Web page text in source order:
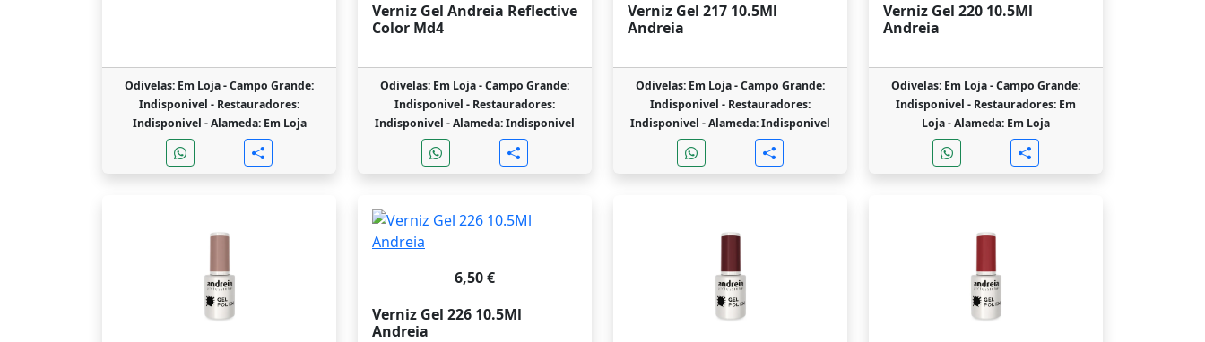
Odivelas: Em Loja -Campo Grande:
Indisponivel - Restauradores:
Indisponivel -Alameda: Em Loja
Verniz Gel Andreia Reflective
Color Md4
Odivelas: Em Loja -Campo Grande:
Indisponivel - Restauradores:
Indisponivel -Alameda: Indisponivel
Verniz Gel 217 10.5Ml
Andreia
Odivelas: Em Loja -Campo Grande:
Indisponivel - Restauradores:
Indisponivel -Alameda: Indisponivel
Verniz Gel 220 10.5Ml
Andreia
Odivelas: Em Loja -Campo Grande:
Indisponivel - Restauradores: Em
Loja -Alameda: Em Loja
6,50 €
Verniz Gel 226 10.5Ml
Andreia